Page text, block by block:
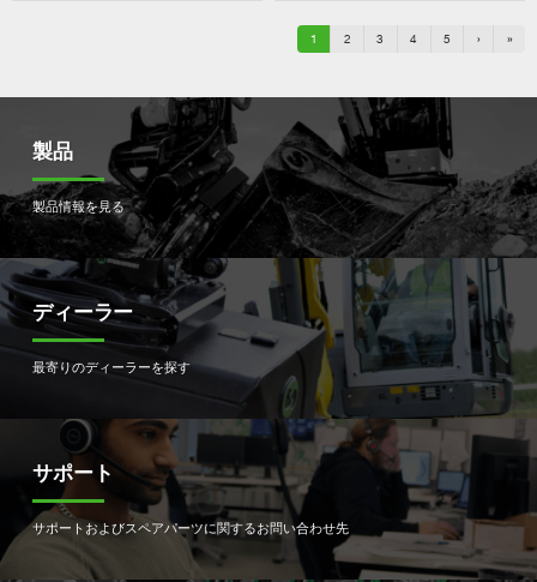
1 2 3 4 5 › »
製品
製品情報を見る
ディーラー
最寄りのディーラーを探す
サポート
サポートおよびスペアパーツに関するお問い合わせ先